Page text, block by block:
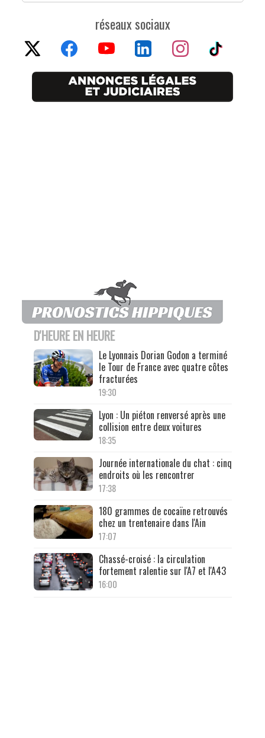
réseaux sociaux
D'HEURE EN HEURE
Le Lyonnais Dorian Godon a terminé
le Tour de France avec quatre côtes
fracturées
19:30
Lyon : Un piéton renversé après une
collision entre deux voitures
18:35
Journée internationale du chat : cinq
endroits où les rencontrer
17:38
180 grammes de cocaïne retrouvés
chez un trentenaire dans l'Ain
17:07
Chassé-croisé : la circulation
fortement ralentie sur l'A7 et l'A43
16:00